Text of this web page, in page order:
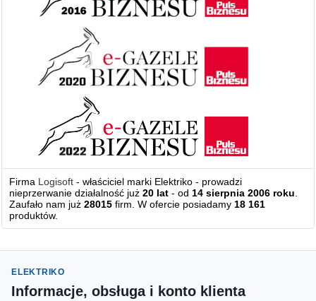
Firma Logisoft - właściciel marki Elektriko - prowadzi
nieprzerwanie działalność już20 lat - od14 sierpnia 2006 roku.
Zaufało nam już28015 firm. W ofercie posiadamy18 161
produktów.
ELEKTRIKO
Informacje, obsługa i konto klienta